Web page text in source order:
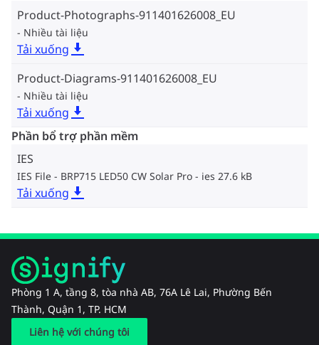
Product-Photographs-911401626008_EU
Nhiều tài liệu
Tải xuống
Product-Diagrams-911401626008_EU
Nhiều tài liệu
Tải xuống
Phần bổ trợ phần mềm
IES
IES File - BRP715 LED50 CW Solar Pro ies 27.6 kB
Tải xuống
Phòng 1 A, tầng 8, tòa nhà AB, 76A Lê Lai, Phường Bến
Thành, Quận 1, TP. HCM
Liên hệ với chúng tôi